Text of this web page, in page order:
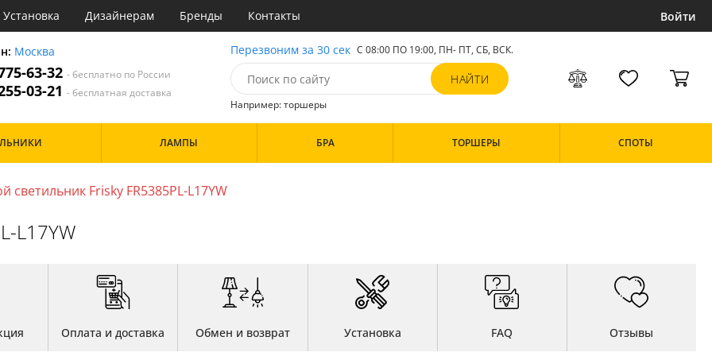
Установка Дизайнерам Бренды Контакты Войти
Москва
63-32 - бесплатно по России
03-21 - бесплатная доставка
Перезвоним за 30 сек С 08:00 ПО 19:00, ПН- ПТ,СБ, ВСК.
Например: торшеры
Кафе
Коридор и прихожая
Офис
Бронза
Золото
Особенности
ЛАМПЫ БРА ТОРШЕРЫ СПОТЫ
светильник Frisky FR5385PL-L17YW
L17YW
Оплата и доставка Обмен и возврат Установка FAQ Отзывы